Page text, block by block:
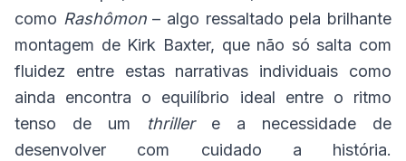
como Rashômon– algo ressaltado pela brilhante
montagem de Kirk Baxter, que não só salta com
fluidez entre estas narrativas individuais como
ainda encontra o equilíbrio ideal entre o ritmo
tenso de um thrillere a necessidade de
desenvolver com cuidado a história.